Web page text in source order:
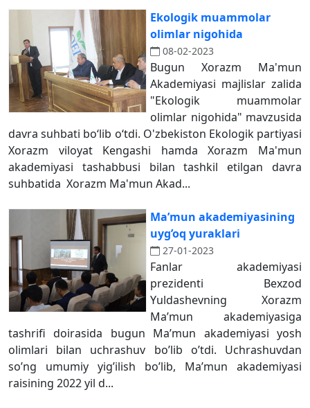
Ekologik muammolar
olimlar nigohida
08-02-2023
Bugun Xorazm Ma'mun
Аkademiyasi majlislar zalida
"Ekologik muammolar
olimlar nigohida" mavzusida
davra suhbati bo‘lib o‘tdi. O'zbekiston Ekologik partiyasi
Xorazm viloyat Kengashi hamda Xorazm Ma'mun
akademiyasi tashabbusi bilan tashkil etilgan davra
suhbatida Xorazm Ma'mun Аkad...
Ma’mun akademiyasining
uyg’oq yuraklari
27-01-2023
Fanlar akademiyasi
prezidenti Bexzod
Yuldashevning Xorazm
Ma’mun akademiyasiga
tashrifi doirasida bugun Ma’mun akademiyasi yosh
olimlari bilan uchrashuv bo’lib o’tdi. Uchrashuvdan
so’ng umumiy yig’ilish bo’lib, Ma’mun akademiyasi
raisining 2022 yil d...